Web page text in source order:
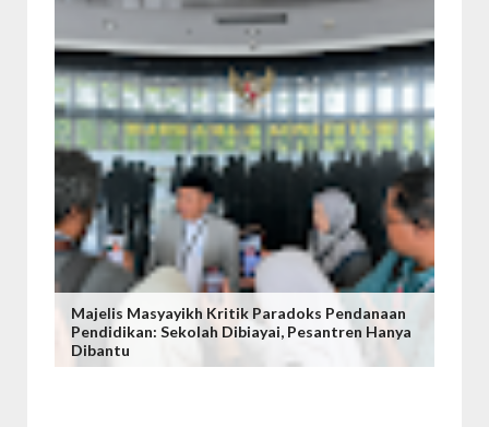
Majelis Masyayikh Kritik Paradoks Pendanaan
Pendidikan: Sekolah Dibiayai, Pesantren Hanya
Dibantu